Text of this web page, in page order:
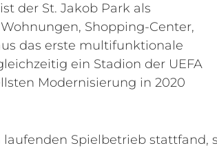
der St. Jakob Park als
Shopping-Center,
das erste multifunktionale
ein Stadion der UEFA
Modernisierung in 2020
auch die Verstärker und
ersetzt. Die Betreiber setzten
dabei u.a. auf
HL 40 des italienischen
Spielbetrieb